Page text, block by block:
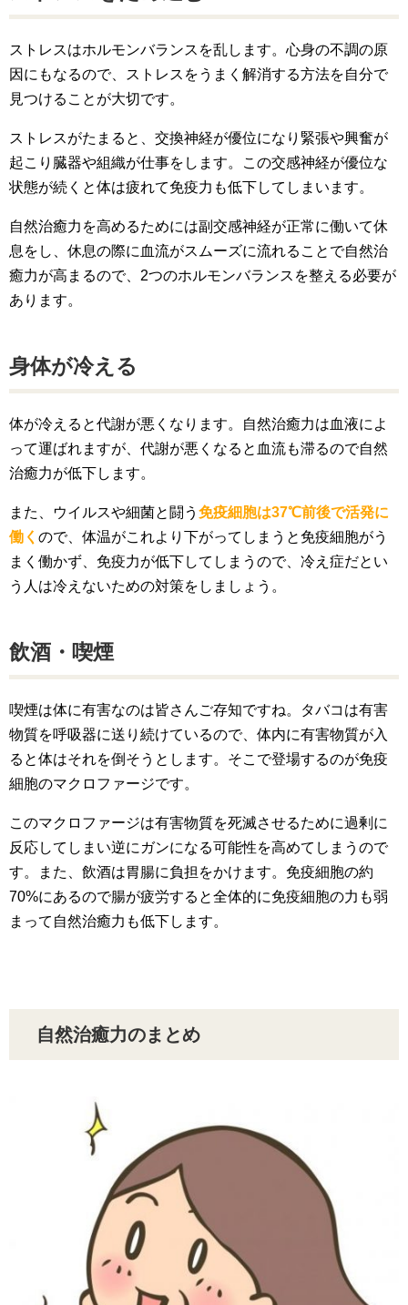
ストレスはホルモンバランスを乱します。心身の不調の原
因にもなるので、ストレスをうまく解消する方法を自分で
見つけることが大切です。
ストレスがたまると、交換神経が優位になり緊張や興奮が
起こり臓器や組織が仕事をします。この交感神経が優位な
状態が続くと体は疲れて免疫力も低下してしまいます。
自然治癒力を高めるためには副交感神経が正常に働いて休
息をし、休息の際に血流がスムーズに流れることで自然治
癒力が高まるので、2つのホルモンバランスを整える必要が
あります。
身体が冷える
体が冷えると代謝が悪くなります。自然治癒力は血液によ
って運ばれますが、代謝が悪くなると血流も滞るので自然
治癒力が低下します。
また、ウイルスや細菌と闘う 免疫細胞は37℃前後で活発に
働く ので、体温がこれより下がってしまうと免疫細胞がう
まく働かず、免疫力が低下してしまうので、冷え症だとい
う人は冷えないための対策をしましょう。
飲酒・喫煙
喫煙は体に有害なのは皆さんご存知ですね。タバコは有害
物質を呼吸器に送り続けているので、体内に有害物質が入
ると体はそれを倒そうとします。そこで登場するのが免疫
細胞のマクロファージです。
このマクロファージは有害物質を死滅させるために過剰に
反応してしまい逆にガンになる可能性を高めてしまうので
す。また、飲酒は胃腸に負担をかけます。免疫細胞の約
70%にあるので腸が疲労すると全体的に免疫細胞の力も弱
まって自然治癒力も低下します。
自然治癒力のまとめ